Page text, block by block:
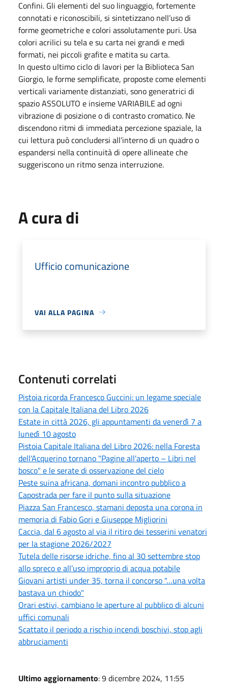
Confini. Gli elementi del suo linguaggio, fortemente
connotati e riconoscibili, si sintetizzano nell’uso di
forme geometriche e colori assolutamente puri. Usa
colori acrilici su tela e su carta nei grandi e medi
formati, nei piccoli grafite e matita su carta.
In questo ultimo ciclo di lavori per la Biblioteca San
Giorgio, le forme semplificate, proposte come elementi
verticali variamente distanziati, sono generatrici di
spazio ASSOLUTO e insieme VARIABILE ad ogni
vibrazione di posizione o di contrasto cromatico. Ne
discendono ritmi di immediata percezione spaziale, la
cui lettura può concludersi all’interno di un quadro o
espandersi nella continuità di opere allineate che
suggeriscono un ritmo senza interruzione.
A cura di
Ufficio comunicazione
VAI ALLA PAGINA
Contenuti correlati
Pistoia ricorda Francesco Guccini: un legame speciale
con la Capitale Italiana del Libro 2026
Estate in città 2026, gli appuntamenti da venerdì 7 a
lunedì 10 agosto
Pistoia Capitale Italiana del Libro 2026: nella Foresta
dell'Acquerino tornano "Pagine all'aperto – Libri nel
bosco" e le serate di osservazione del cielo
Peste suina africana, domani incontro pubblico a
Capostrada per fare il punto sulla situazione
Piazza San Francesco, stamani deposta una corona in
memoria di Fabio Gori e Giuseppe Migliorini
Caccia, dal 6 agosto al via il ritiro dei tesserini venatori
per la stagione 2026/2027
Tutela delle risorse idriche, fino al 30 settembre stop
allo spreco e all’uso improprio di acqua potabile
Giovani artisti under 35, torna il concorso "…una volta
bastava un chiodo"
Orari estivi, cambiano le aperture al pubblico di alcuni
uffici comunali
Scattato il periodo a rischio incendi boschivi, stop agli
abbruciamenti
Ultimo aggiornamento: 9 dicembre 2024, 11:55